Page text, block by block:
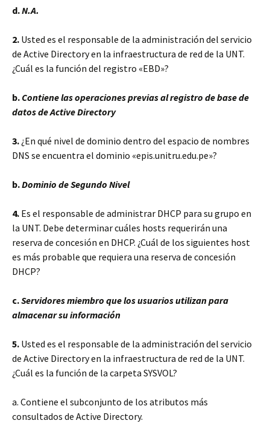
d.N.A.
2. Usted es el responsable de la administración del servicio
de Active Directory en la infraestructura de red de la UNT.
¿Cuál es la función del registro «EBD»?
b. Contiene las operaciones previas al registro de base de
datos de Active Directory
3. ¿En qué nivel de dominio dentro del espacio de nombres
DNS se encuentra el dominio «epis.unitru.edu.pe»?
b.Dominio de Segundo Nivel
4. Es el responsable de administrar DHCP para su grupo en
la UNT. Debe determinar cuáles hosts requerirán una
reserva de concesión en DHCP. ¿Cuál de los siguientes host
es más probable que requiera una reserva de concesión
DHCP?
c.Servidores miembro que los usuarios utilizan para
almacenar su información
5. Usted es el responsable de la administración del servicio
de Active Directory en la infraestructura de red de la UNT.
¿Cuál es la función de la carpeta SYSVOL?
a. Contiene el subconjunto de los atributos más
consultados de Active Directory.